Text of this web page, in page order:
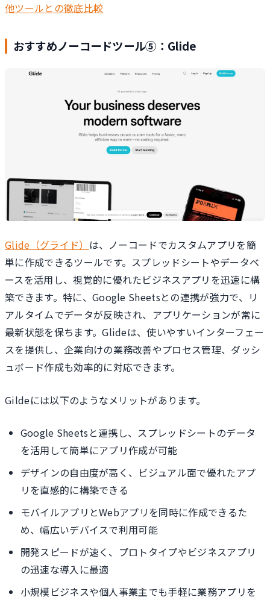
他ツールとの徹底比較
おすすめノーコードツール⑤：Glide
Glide（グライド） は、ノーコードでカスタムアプリを簡
単に作成できるツールです。スプレッドシートやデータベ
ースを活用し、視覚的に優れたビジネスアプリを迅速に構
築できます。特に、Google Sheetsとの連携が強力で、リ
アルタイムでデータが反映され、アプリケーションが常に
最新状態を保ちます。Glideは、使いやすいインターフェー
スを提供し、企業向けの業務改善やプロセス管理、ダッシ
ュボード作成も効率的に対応できます。
Gildeには以下のようなメリットがあります。
Google Sheetsと連携し、スプレッドシートのデータ
を活用して簡単にアプリ作成が可能
デザインの自由度が高く、ビジュアル面で優れたアプ
リを直感的に構築できる
モバイルアプリとWebアプリを同時に作成できるた
め、幅広いデバイスで利用可能
開発スピードが速く、プロトタイプやビジネスアプリ
の迅速な導入に最適
小規模ビジネスや個人事業主でも手軽に業務アプリを